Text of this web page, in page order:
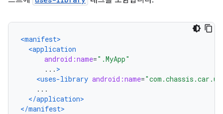
<manifest>
<application
android:name=".MyApp"
... >
<uses-library android:name=
...
</application>
</manifest>